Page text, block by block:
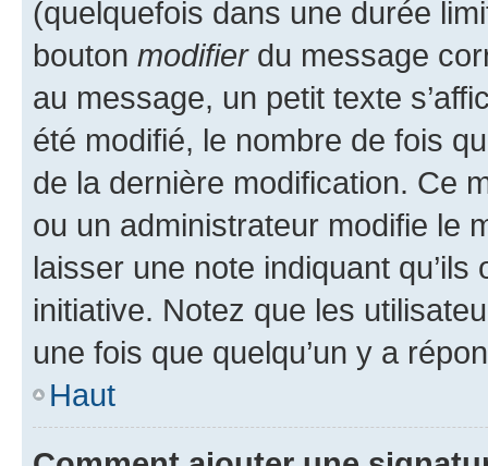
(quelquefois dans une durée
bouton modifierdu message
au message, un petit texte
été modifié, le nombre de fois
de la dernière modification. Ce
ou un administrateur modifie le
laisser une note indiquant
initiative. Notez que les
une fois que quelqu’un y a
Haut